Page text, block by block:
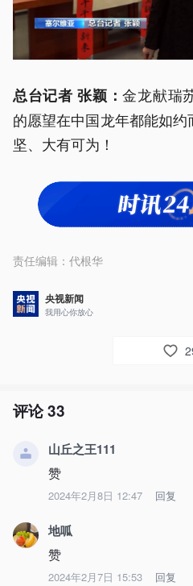
总台记者 张颖：金龙献瑞
的愿望在中国龙年都能如
坚、大有可为！
责任编辑： 代根华
央视新闻
我用心你放心
评论33
山丘之王111
赞
2024年2月8日 12:47 回复
地呱
赞
2024年2月7日 15:53 回复